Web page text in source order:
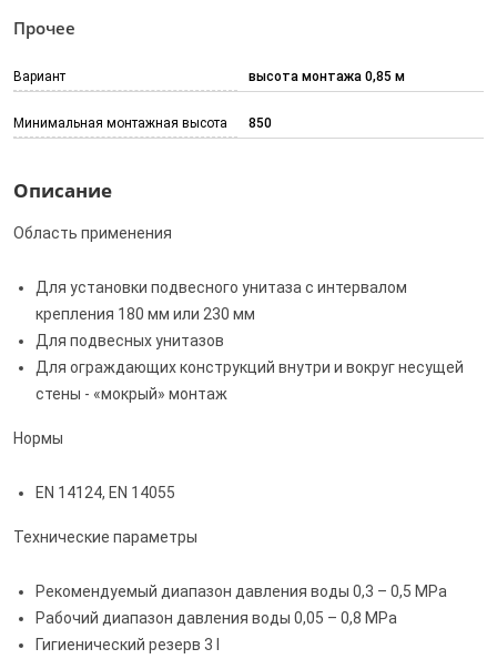
Прочее
Вариант высота монтажа 0,85 м
Минимальная монтажная высота 850
Описание
Область применения
Для установки подвесного унитаза с интервалом
крепления 180 мм или 230 мм
Для подвесных унитазов
Для ограждающих конструкций внутри и вокруг несущей
стены - «мокрый» монтаж
Нормы
EN 14124, EN 14055
Технические параметры
Рекомендуемый диапазон давления воды 0,3 – 0,5 MPa
Рабочий диапазон давления воды 0,05 – 0,8 MPa
Гигиенический резерв 3 l